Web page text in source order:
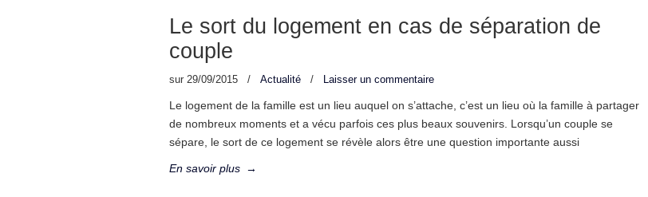
Le sort du logement en cas de séparation de
couple
sur 29/09/2015 / Actualité / Laisser un commentaire
Le logement de la famille est un lieu auquel on s’attache, c’est un lieu où la famille à partager
de nombreux moments et a vécu parfois ces plus beaux souvenirs. Lorsqu’un couple se
sépare, le sort de ce logement se révèle alors être une question importante aussi
En savoir plus →